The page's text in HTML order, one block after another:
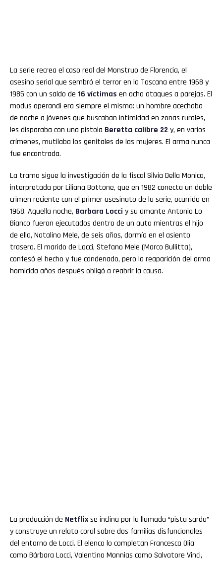
La serie recrea el caso real del Monstruo de Florencia, el
asesino serial que sembró el terror en la Toscana entre 1968 y
1985 con un saldo de 16 víctimas en ocho ataques a parejas. El
modus operandi era siempre el mismo: un hombre acechaba
de noche a jóvenes que buscaban intimidad en zonas rurales,
les disparaba con una pistola Beretta calibre 22 y, en varios
crímenes, mutilaba los genitales de las mujeres. El arma nunca
fue encontrada.
La trama sigue la investigación de la fiscal Silvia Della Monica,
interpretada por Liliana Bottone, que en 1982 conecta un doble
crimen reciente con el primer asesinato de la serie, ocurrido en
1968. Aquella noche, Barbara Locci y su amante Antonio Lo
Bianco fueron ejecutados dentro de un auto mientras el hijo
de ella, Natalino Mele, de seis años, dormía en el asiento
trasero. El marido de Locci, Stefano Mele (Marco Bullitta),
confesó el hecho y fue condenado, pero la reaparición del arma
homicida años después obligó a reabrir la causa.
La producción de Netflixse inclina por la llamada “pista sarda”
y construye un relato coral sobre dos familias disfuncionales
del entorno de Locci. El elenco lo completan Francesca Olia
como Bárbara Locci, Valentino Mannias como Salvatore Vinci,